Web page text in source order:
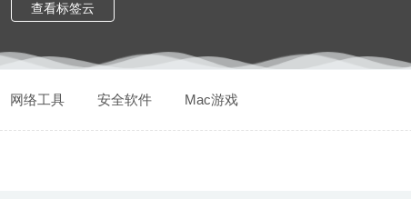
查看标签云
网络工具 安全软件 Mac游戏